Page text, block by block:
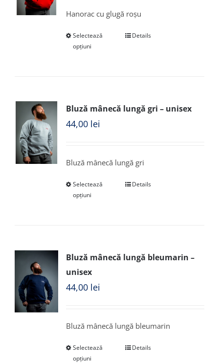
Hanorac cu glugă roșu
Selectează
opțiuni
Details
Bluză mânecă lungă gri – unisex
44,00 lei
Bluză mânecă lungă gri
Selectează
opțiuni
Details
Bluză mânecă lungă bleumarin –
unisex
44,00 lei
Bluză mânecă lungă bleumarin
Selectează
opțiuni
Details